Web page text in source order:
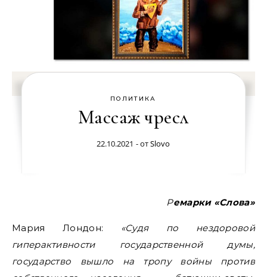
ПОЛИТИКА
Массаж чресл
22.10.2021 - отSlovo
Ремарки «Слова»
Мария Лондон:
«Судя по нездоровой
гиперактивности государственной думы,
государство вышло на тропу войны против